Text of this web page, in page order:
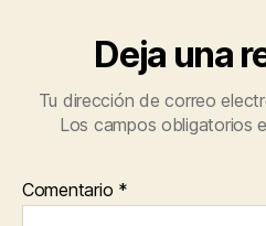
Deja una
Tu dirección de correo
Los campos obligatorios
Comentario *